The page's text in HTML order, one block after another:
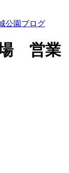
公園ブログ
場 営業